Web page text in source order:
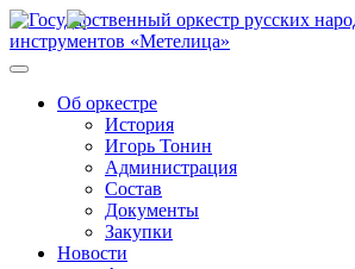
Об оркестре
История
Игорь Тонин
Администрация
Состав
Документы
Закупки
Новости